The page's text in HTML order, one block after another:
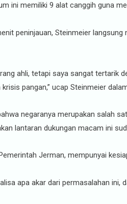
ini memiliki 9 alat canggih guna
peninjauan, Steinmeier
ahli, tetapi saya sangat tertarik
pangan,” ucap Steinmeier
negaranya merupakan salah
lantaran dukungan macam ini
Jerman, mempunyai
apa akar dari permasalahan ini,